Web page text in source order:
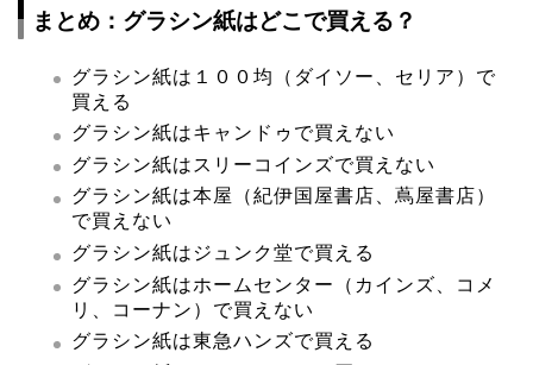
まとめ：グラシン紙はどこで買える？
グラシン紙は１００均（ダイソー、セリア）で
買える
グラシン紙はキャンドゥで買えない
グラシン紙はスリーコインズで買えない
グラシン紙は本屋（紀伊国屋書店、蔦屋書店）
で買えない
グラシン紙はジュンク堂で買える
グラシン紙はホームセンター（カインズ、コメ
リ、コーナン）で買えない
グラシン紙は東急ハンズで買える